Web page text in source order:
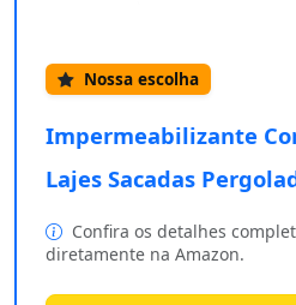
Nossa escolha
Impermeabilizante
Lajes Sacadas
Confira os detalhes
diretamente na Amazon.